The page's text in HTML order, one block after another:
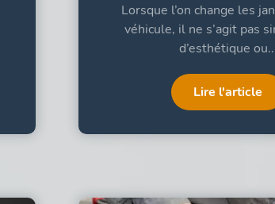
Lorsque l’on change les
véhicule, il ne s’agit pas
d’esthétique
Lire l'article